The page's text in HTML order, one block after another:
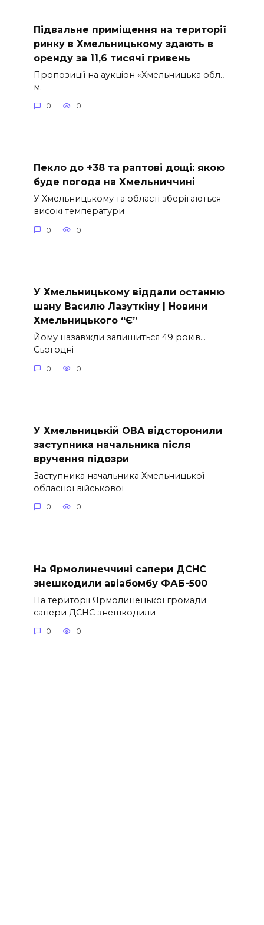
Підвальне приміщення на території
ринку в Хмельницькому здають в
оренду за 11,6 тисячі гривень
Пропозиції на аукціон «Хмельницька обл.,
м.
0 0
Пекло до +38 та раптові дощі: якою
буде погода на Хмельниччині
У Хмельницькому та області зберігаються
високі температури
0 0
У Хмельницькому віддали останню
шану Василю Лазуткіну | Новини
Хмельницького “Є”
Йому назавжди залишиться 49 років…
Сьогодні
0 0
У Хмельницькій ОВА відсторонили
заступника начальника після
вручення підозри
Заступника начальника Хмельницької
обласної військової
0 0
На Ярмолинеччині сапери ДСНС
знешкодили авіабомбу ФАБ-500
На території Ярмолинецької громади
сапери ДСНС знешкодили
0 0